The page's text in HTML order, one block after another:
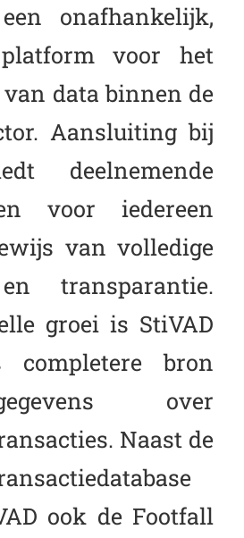
onafhankelijk,
voor het
data binnen de
Aansluiting bij
deelnemende
voor iedereen
van volledige
transparantie.
groei is StiVAD
completere bron
over
Naast de
ook de Footfall